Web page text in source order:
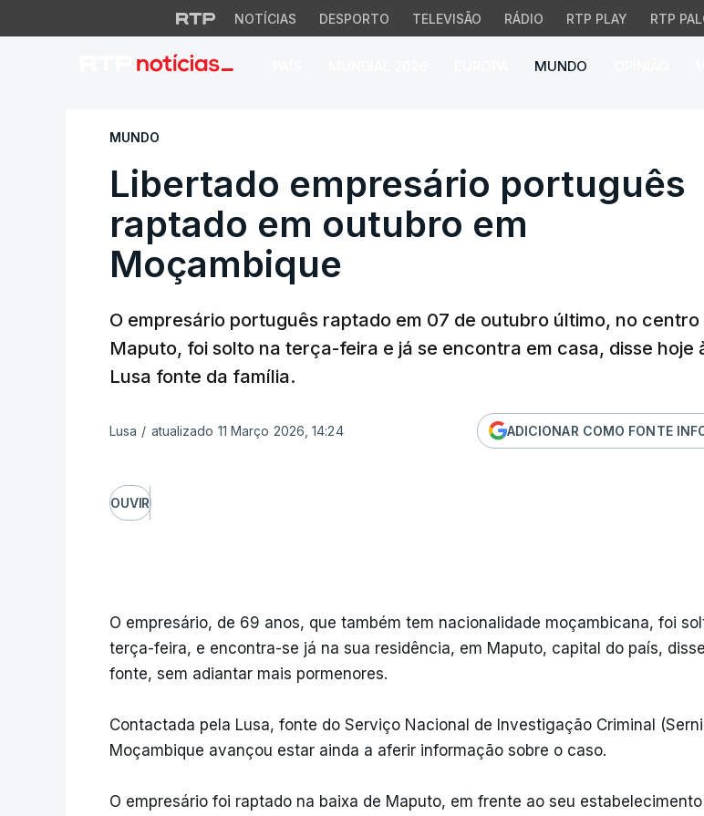
NOTÍCIAS DESPORTO TELEVISÃO RÁDIO RTP PLAY RTP
MUNDO
Libertado empresário português
MUNDO
Libertado empresário português
raptado em outubro em
Moçambique
O empresário português raptado em 07 de outubro último, no centro
Maputo, foi solto na terça-feira e já se encontra em casa, disse hoje
Lusa fonte da família.
Lusa / atualizado 11 Março 2026, 14:24 ADICIONAR COMO FONTE
OUVIR
O empresário, de 69 anos, que também tem nacionalidade moçambicana, foi
terça-feira, e encontra-se já na sua residência, em Maputo, capital do país,
fonte, sem adiantar mais pormenores.
Contactada pela Lusa, fonte do Serviço Nacional de Investigação Criminal
Moçambique avançou estar ainda a aferir informação sobre o caso.
O empresário foi raptado na baixa de Maputo, em frente ao seu estabelecimento